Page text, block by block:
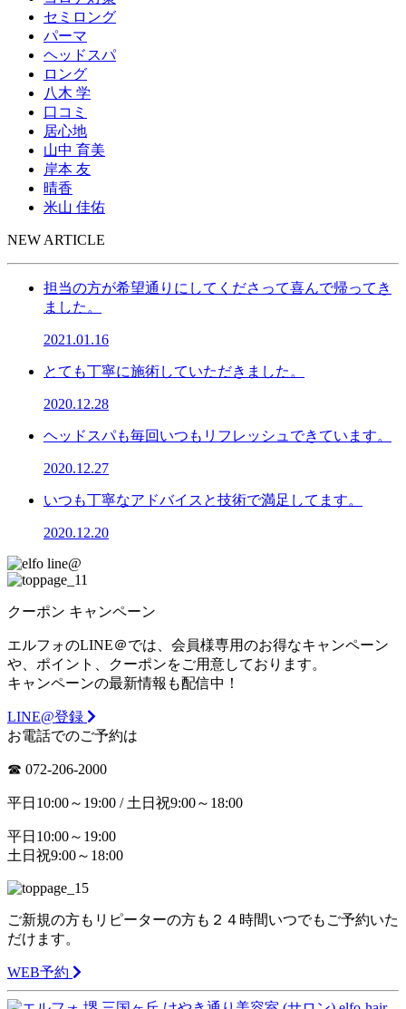
セミロング
パーマ
ヘッドスパ
ロング
八木 学
口コミ
居心地
山中 育美
岸本 友
晴香
米山 佳佑
NEW ARTICLE
担当の方が希望通りにしてくださって喜んで帰ってき
ました。
2021.01.16
とても丁寧に施術していただきました。
2020.12.28
ヘッドスパも毎回いつもリフレッシュできています。
2020.12.27
いつも丁寧なアドバイスと技術で満足してます。
2020.12.20
クーポン キャンペーン
エルフォのLINE＠では、会員様専用のお得なキャンペーン
や、ポイント、クーポンをご用意しております。
キャンペーンの最新情報も配信中！
LINE@登録
お電話でのご予約は
☎︎ 072-206-2000
平日10:00～19:00 / 土日祝9:00～18:00
平日10:00～19:00
土日祝9:00～18:00
ご新規の方もリピーターの方も２４時間いつでもご予約いた
だけます。
WEB予約